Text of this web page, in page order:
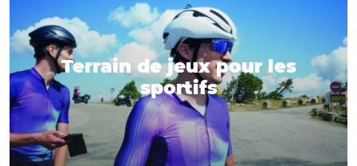
Terrain de jeux pour les
sportifs